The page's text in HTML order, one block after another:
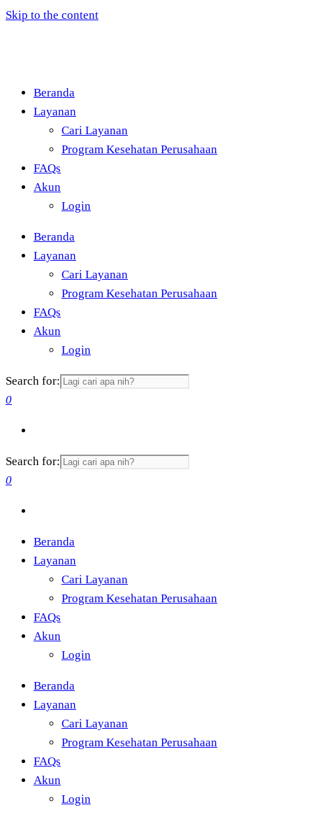
Skip to the content
Beranda
Layanan
Cari Layanan
Program Kesehatan Perusahaan
FAQs
Akun
Login
Beranda
Layanan
Cari Layanan
Program Kesehatan Perusahaan
FAQs
Akun
Login
Search for:
0
Search for:
0
Beranda
Layanan
Cari Layanan
Program Kesehatan Perusahaan
FAQs
Akun
Login
Beranda
Layanan
Cari Layanan
Program Kesehatan Perusahaan
FAQs
Akun
Login